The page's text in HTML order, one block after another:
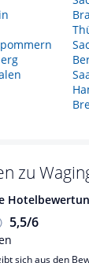
zu
5,5/6
sich aus den